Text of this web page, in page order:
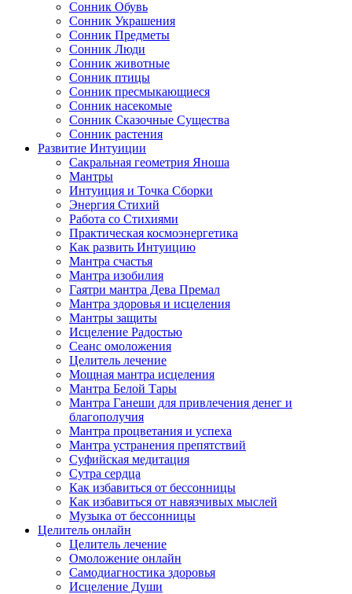
Сонник Обувь
Сонник Украшения
Сонник Предметы
Сонник Люди
Сонник животные
Сонник птицы
Сонник пресмыкающиеся
Сонник насекомые
Сонник Сказочные Существа
Сонник растения
Развитие Интуиции
Сакральная геометрия Яноша
Мантры
Интуиция и Точка Сборки
Энергия Стихий
Работа со Стихиями
Практическая космоэнергетика
Как развить Интуицию
Мантра счастья
Мантра изобилия
Гаятри мантра Дева Премал
Мантра здоровья и исцеления
Мантры защиты
Исцеление Радостью
Сеанс омоложения
Целитель лечение
Мощная мантра исцеления
Мантра Белой Тары
Мантра Ганеши для привлечения денег и
благополучия
Мантра процветания и успеха
Мантра устранения препятствий
Суфийская медитация
Сутра сердца
Как избавиться от бессонницы
Как избавиться от навязчивых мыслей
Музыка от бессонницы
Целитель онлайн
Целитель лечение
Омоложение онлайн
Самодиагностика здоровья
Исцеление Души